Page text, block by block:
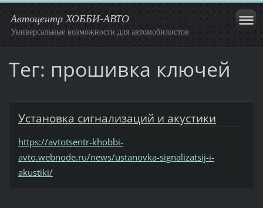
Автоцентр ХОББИ-АВТО
Универсальные возможности для автомобилистов
Тег: прошивка ключей
Установка сигнализаций и акустики
https://avtotsentr-khobbi-
avto.webnode.ru/news/ustanovka-signalizatsij-i-
akustiki/